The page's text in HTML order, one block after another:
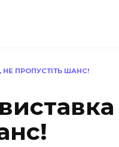
НЕ ПРОПУСТІТЬ ШАНС!